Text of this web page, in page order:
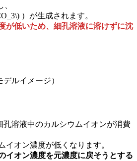
）が生成されます。
が低いため、細孔溶液に溶けずに沈
デルイメージ）
孔溶液中のカルシウムイオンが消費
イオン濃度が低くなります。
イオン濃度を元濃度に戻そうとする